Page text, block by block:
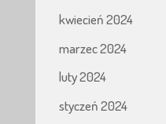
kwiecień 2024
marzec 2024
luty 2024
styczeń 2024